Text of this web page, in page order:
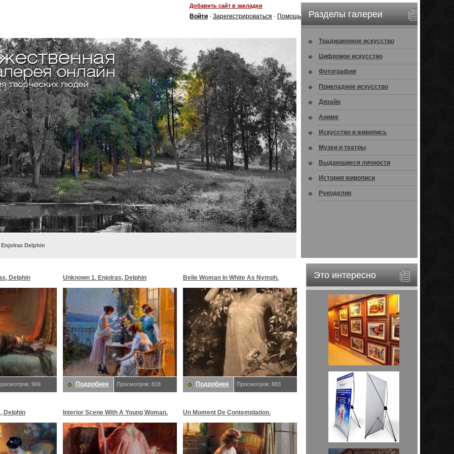
Добавить сайт в закладки
Войти · Зарегистрироваться · Помощь
8
Enjolras Delphin
Разделы галереи
Традиционное искусство
Цифровое искусство
Фотография
Прикладное искусство
Дизайн
Аниме
Искусство и живопись
Музеи и театры
Выдающиеся личности
История живописи
Рукоделие
Это интересно
Delphin
969
Unknown 1. Enjolras, Delphin
Подробнее Просмотров: 818
Belle Woman In White As Nymph.
Enjolras, Delphin
Подробнее Просмотров: 883
Delphin Interior Scene With A Young Woman.
Enjolras, Delphin
Un Moment De Contemplation.
Enjolras, Delphin